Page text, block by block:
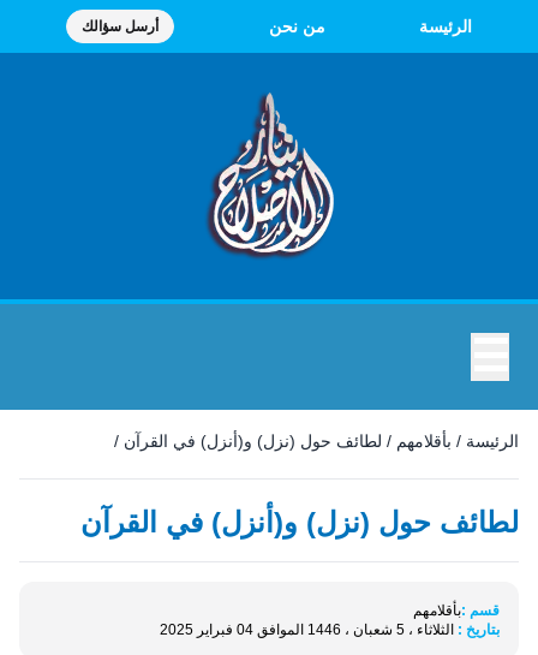
الرئيسة من نحن أرسل سؤالك
الرئيسة / بأقلامهم / لطائف حول (نزل) و(أنزل) في القرآن /
لطائف حول (نزل) و(أنزل) في القرآن
قسم :بأقلامهم
بتاريخ : الثلاثاء ، 5 شعبان ، 1446 الموافق 04 فبراير 2025